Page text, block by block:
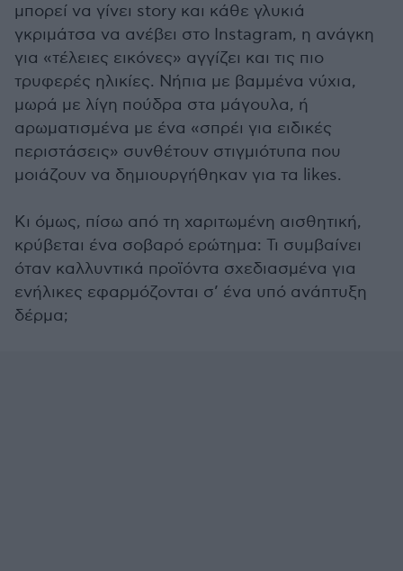
μπορεί να γίνει story και κάθε γλυκιά
γκριμάτσα να ανέβει στο Instagram, η ανάγκη
για «τέλειες εικόνες» αγγίζει και τις πιο
τρυφερές ηλικίες. Νήπια με βαμμένα νύχια,
μωρά με λίγη πούδρα στα μάγουλα, ή
αρωματισμένα με ένα «σπρέι για ειδικές
περιστάσεις» συνθέτουν στιγμιότυπα που
μοιάζουν να δημιουργήθηκαν για τα likes.
Κι όμως, πίσω από τη χαριτωμένη αισθητική,
κρύβεται ένα σοβαρό ερώτημα: Τι συμβαίνει
όταν καλλυντικά προϊόντα σχεδιασμένα για
ενήλικες εφαρμόζονται σ’ ένα υπό ανάπτυξη
δέρμα;